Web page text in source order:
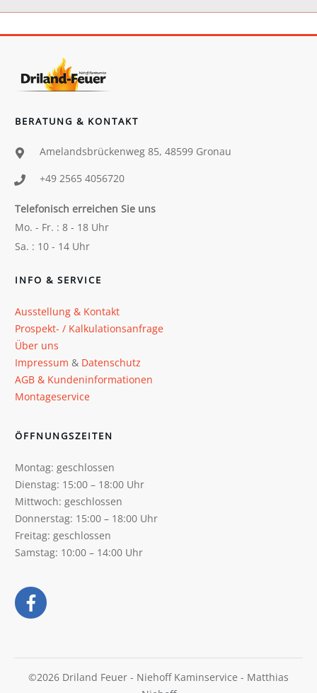
BERATUNG & KONTAKT
Amelandsbrückenweg 85, 48599 Gronau
+49 2565 4056720
Telefonisch erreichen Sie uns
Mo. - Fr. : 8 - 18 Uhr
Sa. : 10 - 14 Uhr
INFO & SERVICE
Ausstellung & Kontakt
Prospekt- / Kalkulationsanfrage
Über uns
Impressum & Datenschutz
AGB & Kundeninformationen
Montageservice
ÖFFNUNGSZEITEN
Montag: geschlossen
Dienstag: 15:00 – 18:00 Uhr
Mittwoch: geschlossen
Donnerstag: 15:00 – 18:00 Uhr
Freitag: geschlossen
Samstag: 10:00 – 14:00 Uhr
©2026 Driland Feuer - Niehoff Kaminservice - Matthias